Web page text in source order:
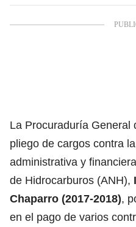
La Procuraduría General
pliego de cargos contra
administrativa y
de Hidrocarburos (ANH),
Chaparro (2017-2018),
en el pago de varios